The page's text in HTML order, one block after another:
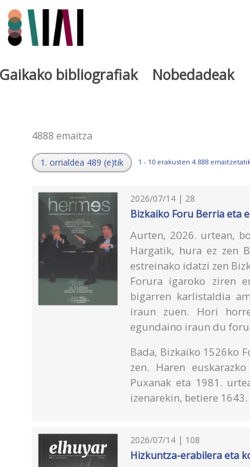
Gaikako bibliografiak Nobedadeak
4888 emaitza
1. orrialdea 489 (e)tik 1 - 10 erakusten 4.888
2026/07/14 | 28
Bizkaiko Foru Berria eta
Aurten, 2026. urtean,
Hargatik, hura ez zen
estreinako idatzi zen
Forura igaroko ziren
bigarren karlistaldia
iraun zuen. Hori
egundaino iraun du
Bada, Bizkaiko 1526ko
zen. Haren
Puxanak eta 1981.
izenarekin, betiere
2026/07/14 | 108
Hizkuntza-erabilera eta